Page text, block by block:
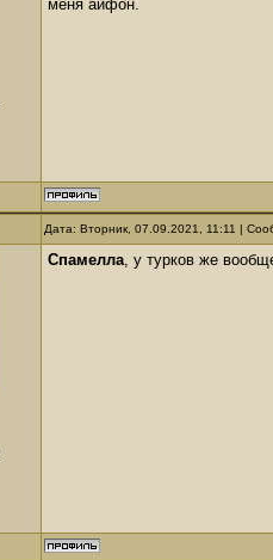
меня айфон.
Дата: Вторник, 07.09.2021, 11:11 |
Спамелла, у турков же